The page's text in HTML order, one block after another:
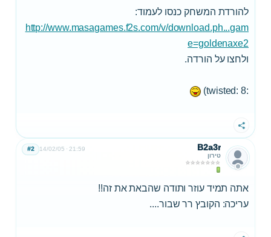
להורדת המשחק כנסו לעמוד:
http://www.masagames.f2s.com/v/download.ph...gam
e=goldenaxe2
ולחצו על הורדה.
:twisted: 8)
שתף
B2a3r
טירון
14/02/05 21:59
#2
אתה תמיד עוזר ותודה שהבאת את זה!!
עריכה: הקובץ רר שבור....